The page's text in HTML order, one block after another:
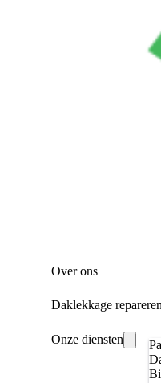
Over ons
Daklekkage repareren
Onze diensten